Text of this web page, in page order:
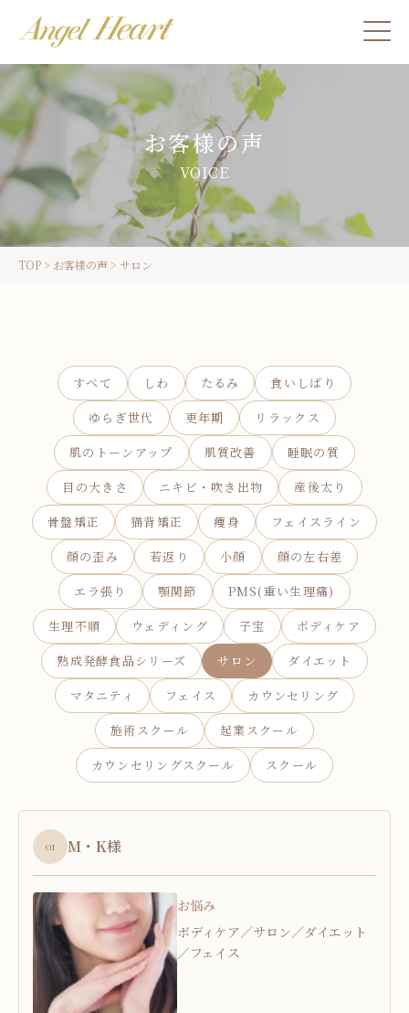
施術をご希望の方
カウンセリングをご希望の方へ
スクール受講生の方へ
お問い合わせ
お知らせ
ブログ
お客様の声
活動実績
お客様の声
VOICE
TOP> お客様の声> サロン
すべて しわ たるみ
食いしばり
ゆらぎ世代
更年期
リラックス
肌のトーンアップ
肌質改善
睡眠の質
目の大きさ
ニキビ・吹き出物
産後太り
骨盤矯正
猫背矯正 痩身
フェイスライン
顔の歪み
若返り 小顔
顔の左右差
エラ張り
顎関節
PMS(重い生理痛)
生理不順
ウェディング 子宝
ボディケア
熟成発酵食品シリーズ
サロン
ダイエット
マタニティ
フェイス
カウンセリング
施術スクール
起業スクール
カウンセリングスクール
スクール
01 M・K様
お悩み
ボディケア／サロン／ダイエット
／フェイス